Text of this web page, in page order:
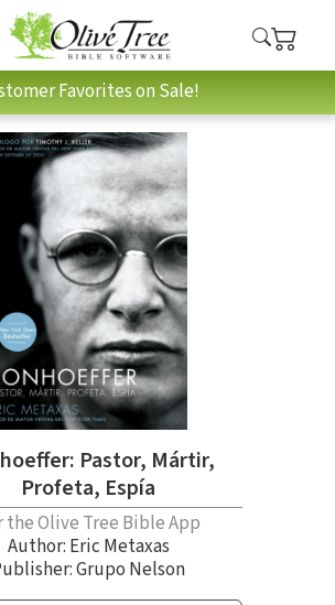
Favorites on Sale!
Pastor, Mártir,
Profeta, Espía
the Olive Tree Bible App
Author: Eric Metaxas
Grupo Nelson